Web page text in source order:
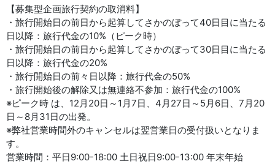
【募集型企画旅行契約の取消料】
・旅行開始日の前日から起算してさかのぼって40日目に当たる
日以降：旅行代金の10%（ピーク時）
・旅行開始日の前日から起算してさかのぼって30日目に当たる
日以降：旅行代金の20%
・旅行開始日の前々日以降：旅行代金の50%
・旅行開始後の解除又は無連絡不参加：旅行代金の100%
※ピーク時 は、12月20日～1月7日、4月27日～5月6日、7月20
日～8月31日の出発。
※弊社営業時間外のキャンセルは翌営業日の受付扱いとなりま
す。
営業時間：平日9:00-18:00 土日祝日9:00-13:00 年末年始